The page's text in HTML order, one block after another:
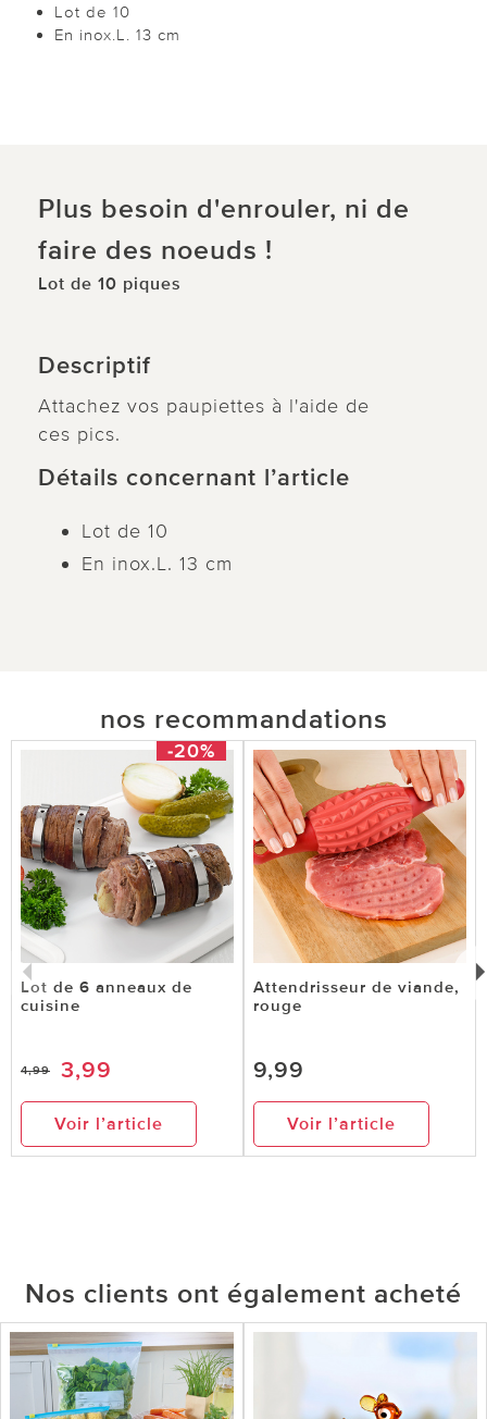
Lot de 10
En inox.L. 13 cm
Plus besoin d'enrouler, ni de
faire des noeuds !
Lot de 10 piques
Descriptif
Attachez vos paupiettes à l'aide de
ces pics.
Détails concernant l’article
Lot de 10
En inox.L. 13 cm
nos recommandations
-20%
Lot de 6 anneaux de
cuisine
4,99 3,99
Voir l’article
Attendrisseur de viande,
rouge
9,99
Voir l’article
Nos clients ont également acheté